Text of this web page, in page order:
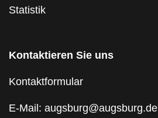
Statistik
Kontaktieren Sie uns
Kontaktformular
E-Mail: augsburg@augsburg.de